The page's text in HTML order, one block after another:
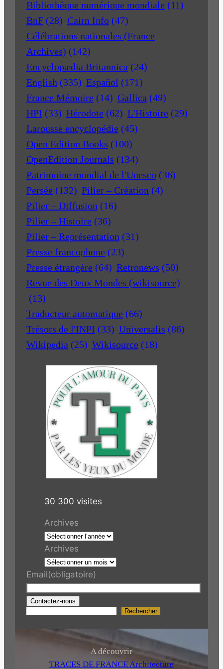
Bibliothèque numérique mondiale (11)
BnF (28) Cairn Info (47)
Célébrations nationales (France
Archives) (142)
Encyclopædia Britannica (24)
English (335) Español (171)
France Mémoire (14) Gallica (49)
HPI (33) Hérodote (62) L'Histoire (29)
Larousse encyclopédie (45)
Open Edition Books (100)
OpenEdition Journals (134)
Patrimoine mondial de l'Unesco (36)
Persée (132) Pilier – Création (4)
Pilier – Diffusion (16)
Pilier – Histoire (36)
Pilier – Représentation (31)
Presse francophone (23)
Presse étrangère (64) Retronews (50)
Revue des Deux Mondes (wikisource)
(13)
Traducteur automatique (66)
Trésors de l'INPI (33) Universalis (86)
Wikipedia (25) Wikisource (18)
30 300 visites
Archives
Archives
Email(obligatoire)
Contactez-nous
Rechercher
A découvrir
TRACES DE FRANCE Architecture